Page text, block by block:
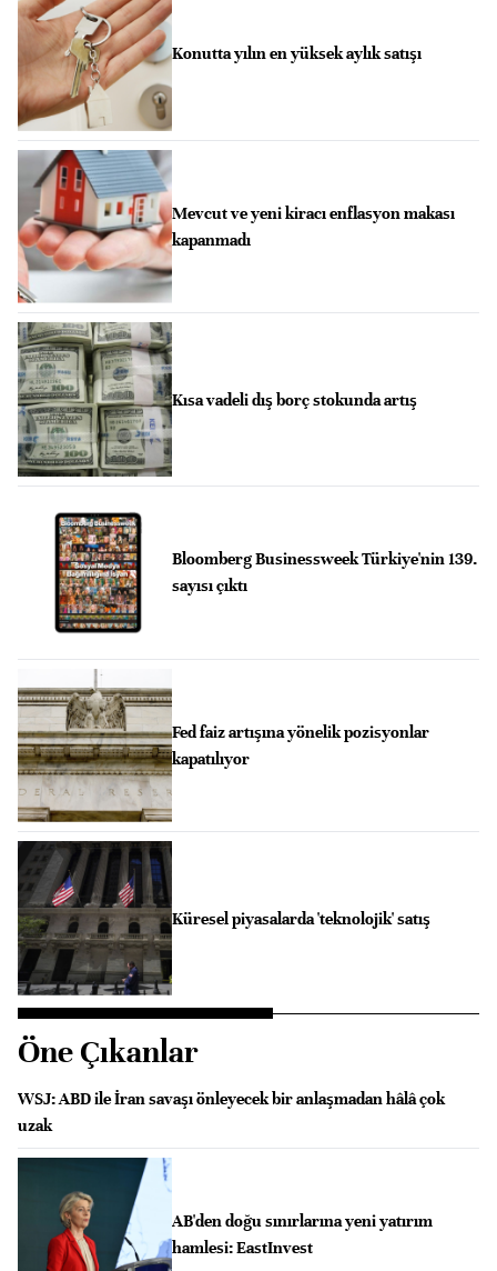
Konutta yılın en yüksek aylık satışı
Mevcut ve yeni kiracı enflasyon makası
kapanmadı
Kısa vadeli dış borç stokunda artış
Bloomberg Businessweek Türkiye'nin 139.
sayısı çıktı
Fed faiz artışına yönelik pozisyonlar
kapatılıyor
Küresel piyasalarda 'teknolojik' satış
Öne Çıkanlar
WSJ: ABD ile İran savaşı önleyecek bir anlaşmadan hâlâ çok
uzak
AB'den doğu sınırlarına yeni yatırım
hamlesi: EastInvest